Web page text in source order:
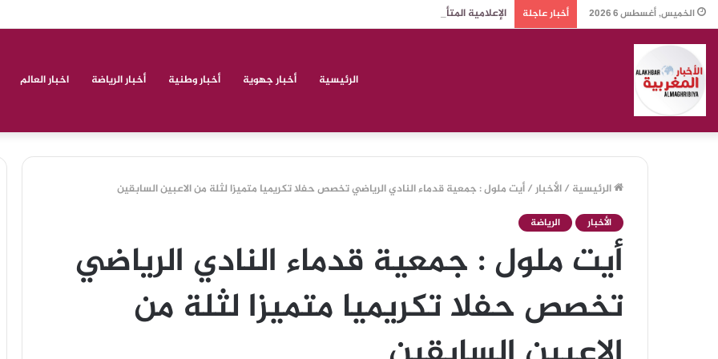
الخميس, أغسطس 6 2026 أخبار عاجلة الإعلامية المتألقة منى بلهيم: محمد ولكاش أبي الروحي
الرئيسية أخبار جهوية أخبار وطنية أخبار الرياضة اخبار العالم
الرئيسية /الأخبار/أيت ملول : جمعية قدماء النادي الرياضي تخصص حفلا تكريميا متميزا لثلة من الاعبين السابقين
الأخبار الرياضة
أيت ملول : جمعية قدماء النادي الرياضي
تخصص حفلا تكريميا متميزا لثلة من